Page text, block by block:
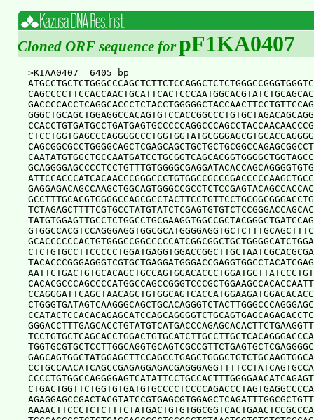
Cloned ORF sequence forpF1KA0407
>KIAA0407  6405 bp